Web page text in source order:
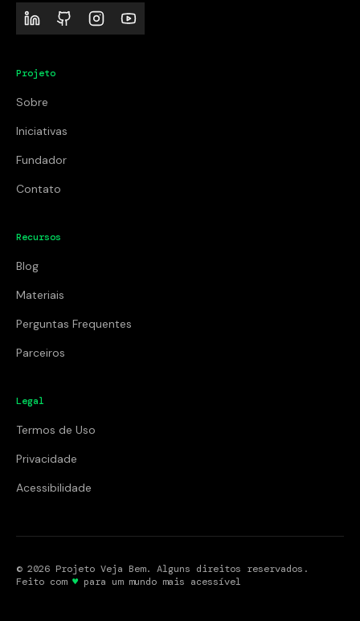
Projeto
Sobre
Iniciativas
Fundador
Contato
Recursos
Blog
Materiais
Perguntas Frequentes
Parceiros
Legal
Termos de Uso
Privacidade
Acessibilidade
© 2026 Projeto Veja Bem. Alguns direitos reservados.
Feito com ♥ para um mundo mais acessível